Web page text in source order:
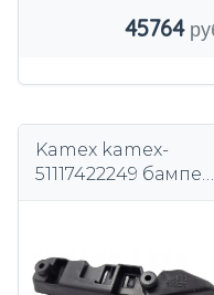
45764
Kamex kamex-
51117422249 бампер